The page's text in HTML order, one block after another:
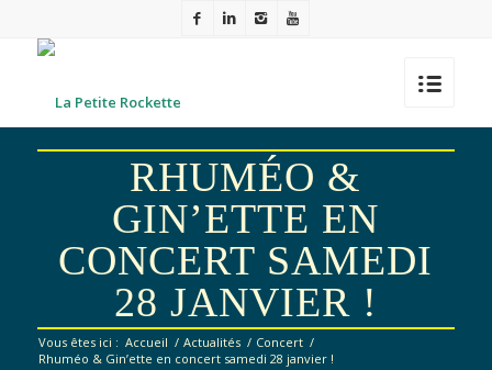
RHUMÉO &
GIN’ETTE EN
CONCERT SAMEDI
28 JANVIER !
Vous êtes ici : Accueil / Actualités / Concert /
Rhuméo & Gin’ette en concert samedi 28 janvier !